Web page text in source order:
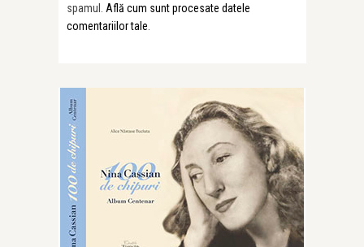
spamul. Află cum sunt procesate datele
comentariilor tale